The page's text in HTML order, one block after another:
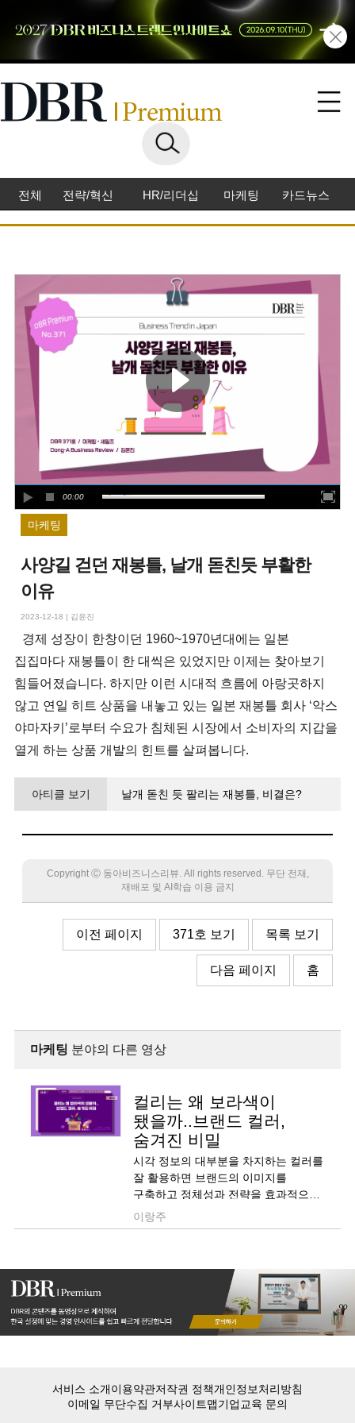
전체 전략/혁신 HR/리더십 마케팅 카드뉴스
00:00
마케팅
사양길 걷던 재봉틀, 날개 돋친듯 부활한
이유
2023-12-18 | 김윤진
경제 성장이 한창이던 1960~1970년대에는 일본
집집마다 재봉틀이 한 대씩은 있었지만 이제는 찾아보기
힘들어졌습니다. 하지만 이런 시대적 흐름에 아랑곳하지
않고 연일 히트 상품을 내놓고 있는 일본 재봉틀 회사 ‘악스
야마자키’로부터 수요가 침체된 시장에서 소비자의 지갑을
열게 하는 상품 개발의 힌트를 살펴봅니다.
아티클 보기 날개 돋친 듯 팔리는 재봉틀, 비결은?
Copyright Ⓒ 동아비즈니스리뷰. All rights reserved. 무단 전재,
재배포 및 AI학습 이용 금지
이전 페이지 371호 보기 목록 보기
다음 페이지 홈
마케팅 분야의 다른 영상
컬리는 왜 보라색이
됐을까..브랜드 컬러,
숨겨진 비밀
시각 정보의 대부분을 차지하는 컬러를
잘 활용하면 브랜드의 이미지를
구축하고 정체성과 전략을 효과적으로
표현할 수 있습니다.
이랑주
서비스 소개이용약관저작권 정책개인정보처리방침
이메일 무단수집 거부사이트맵기업교육 문의